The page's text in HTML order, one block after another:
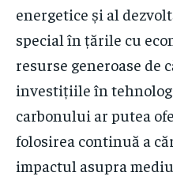
energetice și al
special în țările cu
resurse generoase de
investițiile în
carbonului ar putea
folosirea continuă a
impactul asupra